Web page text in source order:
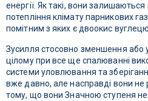
енергії. Як такі, вони
потепління клімату парникових
помітним з яких є двоокис вуглецю.
Зусилля стосовно зменшення або
цілому при все ще спалюванні
системи уловлювання та
вже давно, але насправді вони
тому, що вони Значною ступеня